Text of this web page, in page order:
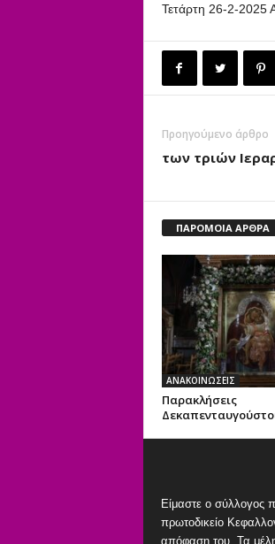
Τετάρτη 26-2-2025
Προηγούμενο άρθρο
των τριών
ΠΑΡΟΜΟΙΑ ΑΡΘΡΑ
ΑΝΑΚΟΙΝΩΣΕΙΣ
Παρακλήσεις
Είμαστε ο σύλλογος
πρωτοδικείο
απόφαση του. Τα